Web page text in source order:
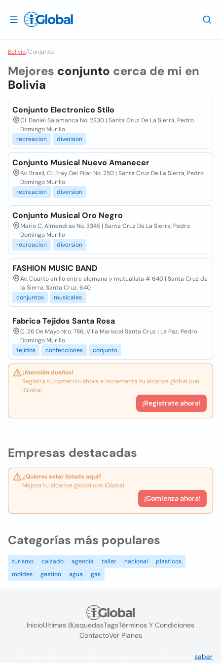
Bolivia/Conjunto
Empresas destacadas
¿Quieres estar listado aquí?
Mejora tu alcance global con iGlobal.
¡Comienza ahora!
Mejores conjunto cerca de mi en
Bolivia
Conjunto Electronico Stilo
Cl. Daniel Salamanca No. 2230 | Santa Cruz De La Sierra, Pedro
Domingo Murillo
recreacion
diversion
Conjunto Musical Nuevo Amanecer
Av. Brasil, Cl. Fray Del Pilar No. 250 | Santa Cruz De La Sierra, Pedro
Domingo Murillo
recreacion
diversion
Conjunto Musical Oro Negro
Mario C. Almendras No. 3345 | Santa Cruz De La Sierra, Pedro
Domingo Murillo
recreacion
diversion
FASHION MUSIC BAND
Av. Cuarto anillo entre alemana y mutualista # 640 | Santa Cruz de
la Sierra, Santa Cruz, 640
conjuntos
musicales
Fabrica Tejidos Santa Rosa
C. 26 De Mayo Nro. 786, Villa Mariscal Santa Cruz | La Paz, Pedro
Domingo Murillo
tejidos
confecciones conjunto
¡Atención dueños!
Registra tu comercio ahora e incrementa tu alcance global con
iGlobal.
¡Registrate ahora!
Categorías más populares
turismo calzado agencia taller nacional
plasticos
moldes
gestion agua gas
InicioUltimas BúsquedasTagsTérminos Y Condiciones
ContactoVer Planes
saber